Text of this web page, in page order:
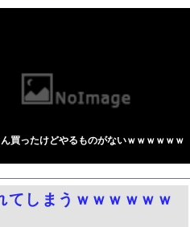
榛葉幹事長の不出...
仁タイムリー＆マルチ...
を発表！
にｗｗｗ
向けるな！」→何様のつ...
）
買ったけどやるものがないｗｗｗｗｗｗ
てしまうｗｗｗｗｗｗ